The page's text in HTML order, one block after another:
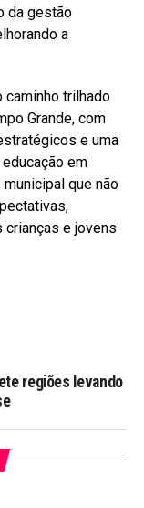
da gestão
a
caminho trilhado
Grande, com
e uma
em
municipal que não
crianças e jovens
regiões levando